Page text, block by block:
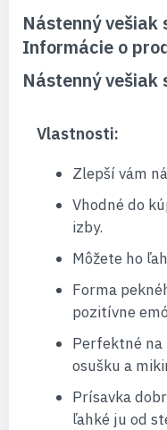
Nástenný
Informácie o
Nástenný vešiak
Vlastnosti:
Zlepší vám
Vhodné do
izby.
Môžete ho
Forma
pozitívne
Perfektné
osušku a
Prísavka
ľahké ju od